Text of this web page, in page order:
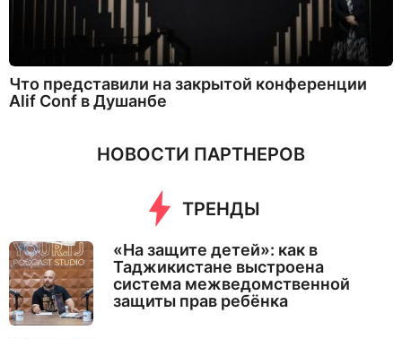
Что представили на закрытой конференции
Alif Conf в Душанбе
НОВОСТИ ПАРТНЕРОВ
ТРЕНДЫ
«На защите детей»: как в
Таджикистане выстроена
система межведомственной
защиты прав ребёнка